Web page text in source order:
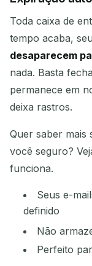
Toda caixa de
tempo acaba,
desaparecem
nada. Basta
permanece em
deixa rastros.
Quer saber
você seguro?
funciona.
Seus e-
definido
Não
Perfeito